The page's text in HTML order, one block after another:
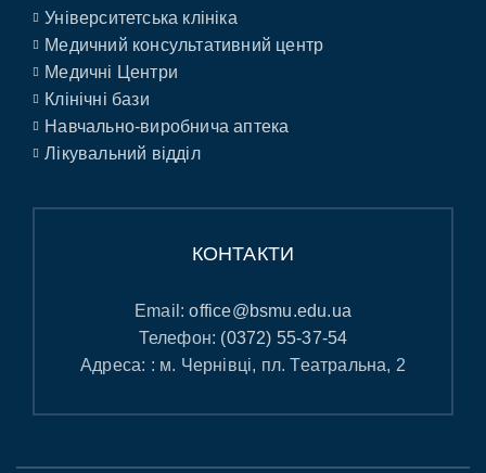
Університетська клініка
Медичний консультативний центр
Медичні Центри
Клінічні бази
Навчально-виробнича аптека
Лікувальний відділ
КОНТАКТИ
Email:office@bsmu.edu.ua
Телефон: (0372) 55-37-54
Адреса: : м. Чернівці, пл. Театральна, 2